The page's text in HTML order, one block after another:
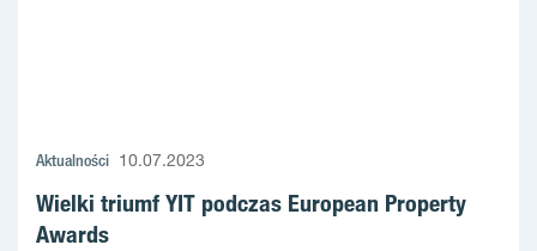
Aktualności 10.07.2023
Wielki triumf YIT podczas European Property
Awards